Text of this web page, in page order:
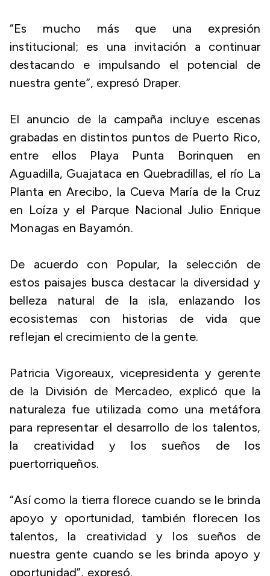
“Es mucho más que una expresión
institucional; es una invitación a continuar
destacando e impulsando el potencial de
nuestra gente”, expresó Draper.
El anuncio de la campaña incluye escenas
grabadas en distintos puntos de Puerto Rico,
entre ellos Playa Punta Borinquen en
Aguadilla, Guajataca en Quebradillas, el río La
Planta en Arecibo, la Cueva María de la Cruz
en Loíza y el Parque Nacional Julio Enrique
Monagas en Bayamón.
De acuerdo con Popular, la selección de
estos paisajes busca destacar la diversidad y
belleza natural de la isla, enlazando los
ecosistemas con historias de vida que
reflejan el crecimiento de la gente.
Patricia Vigoreaux, vicepresidenta y gerente
de la División de Mercadeo, explicó que la
naturaleza fue utilizada como una metáfora
para representar el desarrollo de los talentos,
la creatividad y los sueños de los
puertorriqueños.
“Así como la tierra florece cuando se le brinda
apoyo y oportunidad, también florecen los
talentos, la creatividad y los sueños de
nuestra gente cuando se les brinda apoyo y
oportunidad”, expresó.